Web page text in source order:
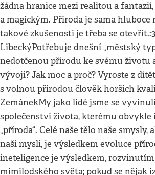
žádna hranice mezi realitou a
a magickým. Příroda je sama hluboce
takové zkušenosti je třeba se
LibeckýPotřebuje dnešní „městský
nedotčenou přírodu ke svému životu
vývoji? Jak moc a proč? Vyroste z
s volnou přírodou člověk horších
ZemánekMy jako lidé jsme se
společenství života, kterému obvykle
„příroda“. Celé naše tělo naše smysly,
naši mysli, je výsledkem evoluce
ineteligence je výsledkem,
mimilodského světa; pokud se nějak